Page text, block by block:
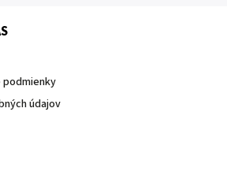
podmienky
údajov